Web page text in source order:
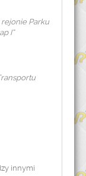
Parku
I”
innymi